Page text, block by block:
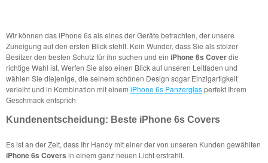
Wir können das iPhone 6s als eines der Geräte betrachten, der unsere
Zuneigung auf den ersten Blick stehlt. Kein Wunder, dass Sie als stolzer
Besitzer den besten Schutz für ihn suchen und ein iPhone 6s Coverdie
richtige Wahl ist. Werfen Sie also einen Blick auf unseren Leitfaden und
wählen Sie diejenige, die seinem schönen Design sogar Einzigartigkeit
verleiht und in Kombination mit einem iPhone 6s Panzerglasperfekt Ihrem
Geschmack entsprich
Kundenentscheidung: Beste iPhone 6s Covers
Es ist an der Zeit, dass Ihr Handy mit einer der von unseren Kunden gewählten
iPhone 6s Covers in einem ganz neuen Licht erstrahlt.